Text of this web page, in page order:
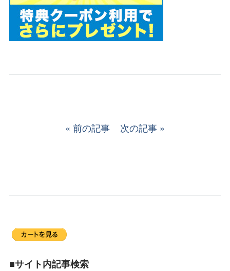
前の記事 次の記事
■サイト内記事検索